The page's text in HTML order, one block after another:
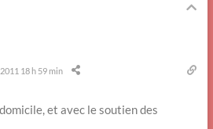
18 h 59 min
et avec le soutien des